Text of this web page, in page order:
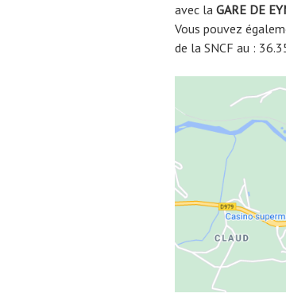
avec la GARE DE
Vous pouvez
de la SNCF au :